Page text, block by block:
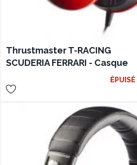
Thrustmaster T-RACING
SCUDERIA FERRARI - Casque
ÉPUISÉ